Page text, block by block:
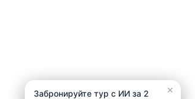
×
Забронируйте тур с ИИ за 2 ×
Забронируйте тур с ИИ за 2